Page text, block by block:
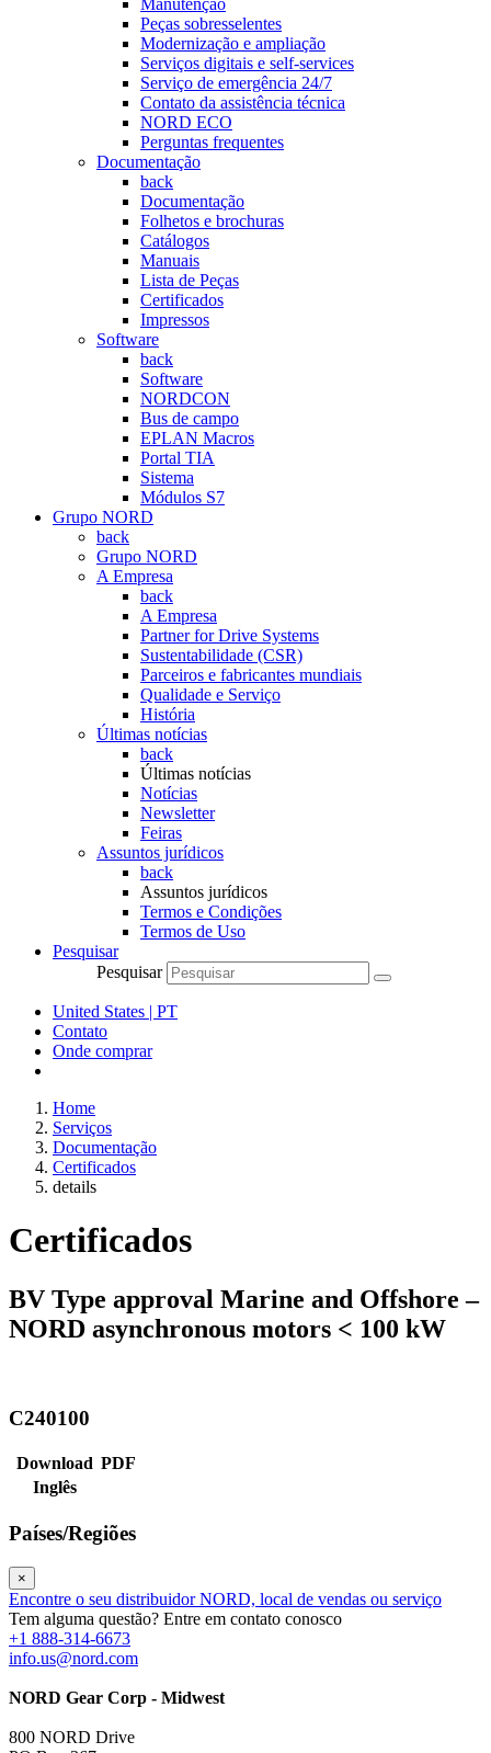
Manutenção
Peças sobresselentes
Modernização e ampliação
Serviços digitais e self-services
Serviço de emergência 24/7
Contato da assistência técnica
NORD ECO
Perguntas frequentes
Documentação
back
Documentação
Folhetos e brochuras
Catálogos
Manuais
Lista de Peças
Certificados
Impressos
Software
back
Software
NORDCON
Bus de campo
EPLAN Macros
Portal TIA
Sistema
Módulos S7
Grupo NORD
back
Grupo NORD
A Empresa
back
A Empresa
Partner for Drive Systems
Sustentabilidade (CSR)
Parceiros e fabricantes mundiais
Qualidade e Serviço
História
Últimas notícias
back
Últimas notícias
Notícias
Newsletter
Feiras
Assuntos jurídicos
back
Assuntos jurídicos
Termos e Condições
Termos de Uso
Pesquisar
Pesquisar
United States | PT
Contato
Onde comprar
Home
Serviços
Documentação
Certificados
details
Certificados
BV Type approval Marine and Offshore –
NORD asynchronous motors < 100 kW
C240100
Download PDF
Inglês
Países/Regiões
×
Encontre o seu distribuidor NORD, local de vendas ou serviço
Tem alguma questão? Entre em contato conosco
+1 888-314-6673
info.us@nord.com
NORD Gear Corp - Midwest
800 NORD Drive